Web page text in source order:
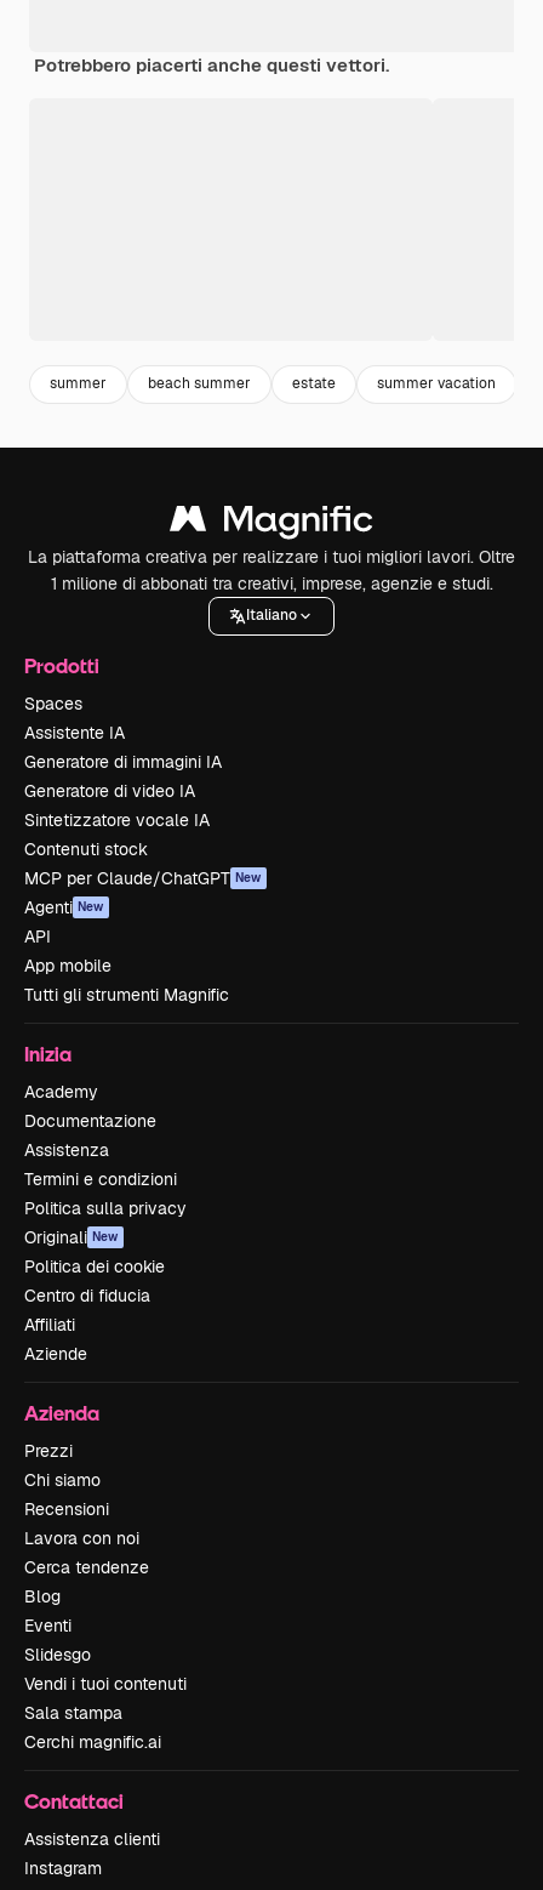
Potrebbero piacerti anche questi vettori.
summer beach summer estate summer vacation
La piattaforma creativa per realizzare i tuoi migliori lavori. Oltre
1 milione di abbonati tra creativi, imprese, agenzie e studi.
Italiano
Prodotti
Spaces
Assistente IA
Generatore di immagini IA
Generatore di video IA
Sintetizzatore vocale IA
Contenuti stock
MCP per Claude/ChatGPT New
Agenti New
API
App mobile
Tutti gli strumenti Magnific
Inizia
Academy
Documentazione
Assistenza
Termini e condizioni
Politica sulla privacy
Originali New
Politica dei cookie
Centro di fiducia
Affiliati
Aziende
Azienda
Prezzi
Chi siamo
Recensioni
Lavora con noi
Cerca tendenze
Blog
Eventi
Slidesgo
Vendi i tuoi contenuti
Sala stampa
Cerchi magnific.ai
Contattaci
Assistenza clienti
Instagram